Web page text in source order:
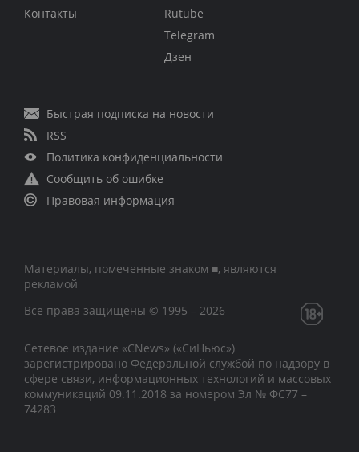
Контакты
Rutube
Telegram
Дзен
Быстрая подписка на новости
RSS
Политика конфиденциальности
Сообщить об ошибке
Правовая информация
Материалы, помеченные знаком ■, являются
рекламой
Все права защищены © 1995 – 2026
Сетевое издание «CNews» («СиНьюс»)
зарегистрировано Федеральной службой по надзору в
сфере связи, информационных технологий и массовых
коммуникаций 09.11.2018 за номером Эл № ФС77 –
74283